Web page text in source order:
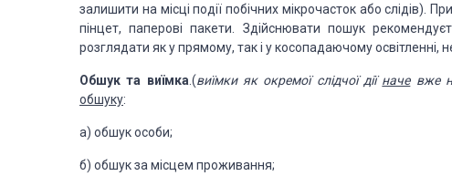
залишити на місці події побічних мікрочасток або слідів).
пінцет, паперові пакети. Здійснювати пошук
розглядати як у прямому, так і у косопадаючому освітленні,
Обшук та виїмка (виїмки як окремої слідчої діїначевже
обшуку:
а) обшук особи;
б) обшук за місцем проживання;